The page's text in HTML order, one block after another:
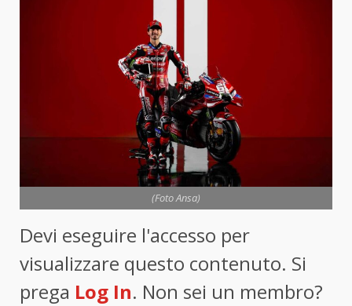
(Foto Ansa)
Devi eseguire l'accesso per
visualizzare questo contenuto. Si
prega Log In. Non sei un membro?